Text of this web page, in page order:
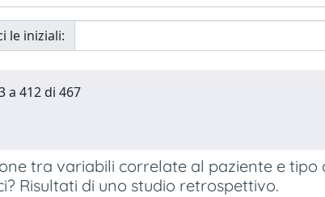
le iniziali:
a 412 di 467
tra variabili correlate al paziente e tipo
Risultati di uno studio retrospettivo.